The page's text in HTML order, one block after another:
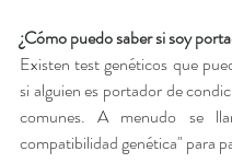
¿Cómo puedo saber si soy
Existen test genéticos que
si alguien es portador de
comunes. A menudo se
compatibilidad genética" para